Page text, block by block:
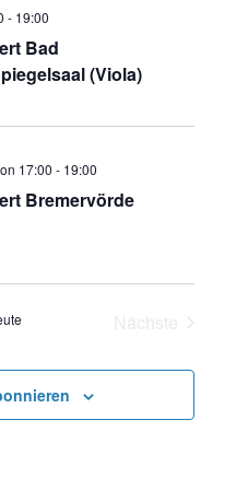
Bad
(Viola)
- 19:00
Bremervörde
17:00 - 19:00